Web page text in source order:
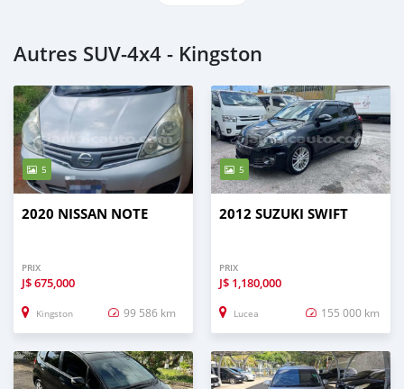
Autres SUV‒4x4 - Kingston
5
2020 NISSAN NOTE
PRIX
J$675,000
Kingston 99 586 km
5
2012 SUZUKI SWIFT
PRIX
J$ 1,180,000
Lucea 155 000 km